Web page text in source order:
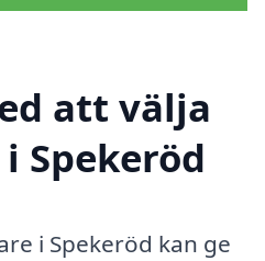
att välja
Spekeröd
i Spekeröd kan ge